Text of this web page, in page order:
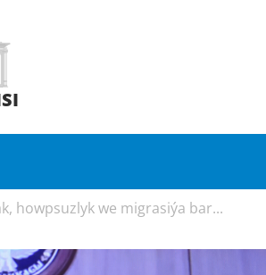
howpsuzlyk we migrasiýa bar...